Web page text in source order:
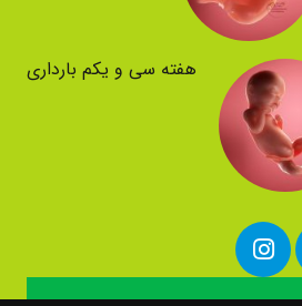
هفته سی و یکم بارداری